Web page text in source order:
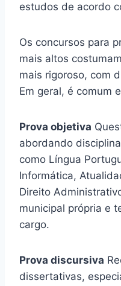
estudos de acordo
Os concursos para
mais altos
mais rigoroso, com
Em geral, é comum
Prova objetiva
abordando
como Língua
Informática,
Direito
municipal própria e
cargo.
Prova discursiva
dissertativas,